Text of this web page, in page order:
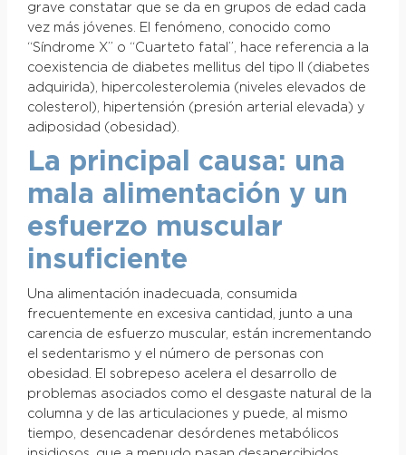
grave constatar que se da en grupos de edad cada
vez más jóvenes. El fenómeno, conocido como
“Síndrome X” o “Cuarteto fatal”, hace referencia a la
coexistencia de diabetes mellitus del tipo II (diabetes
adquirida), hipercolesterolemia (niveles elevados de
colesterol), hipertensión (presión arterial elevada) y
adiposidad (obesidad).
La principal causa: una
mala alimentación y un
esfuerzo muscular
insuficiente
Una alimentación inadecuada, consumida
frecuentemente en excesiva cantidad, junto a una
carencia de esfuerzo muscular, están incrementando
el sedentarismo y el número de personas con
obesidad. El sobrepeso acelera el desarrollo de
problemas asociados como el desgaste natural de la
columna y de las articulaciones y puede, al mismo
tiempo, desencadenar desórdenes metabólicos